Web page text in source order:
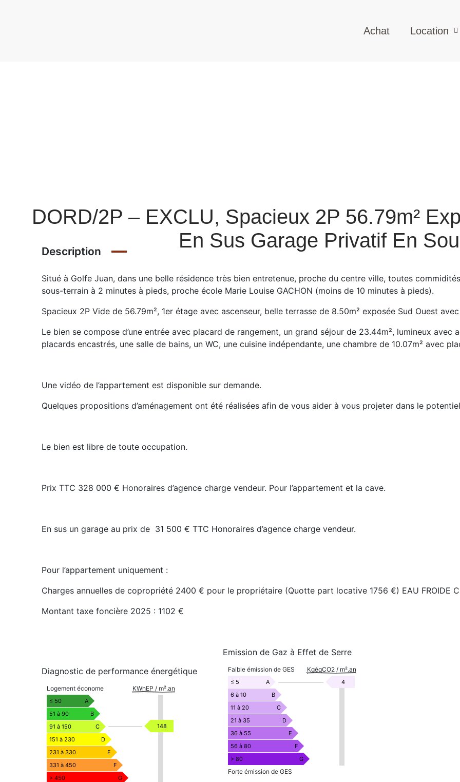
Achat Location
DORD/2P – EXCLU, Spacieux 2P 56.79m²
En Sus Garage Privatif En
Description
Situé à Golfe Juan, dans une belle résidence très bien entretenue, proche du centre ville, toutes
sous-terrain à 2 minutes à pieds, proche école Marie Louise GACHON (moins de 10 minutes à pieds).
Spacieux 2P Vide de 56.79m², 1er étage avec ascenseur, belle terrasse de 8.50m² exposée Sud Ouest
Le bien se compose d’une entrée avec placard de rangement, un grand séjour de 23.44m², lumineux avec
placards encastrés, une salle de bains, un WC, une cuisine indépendante, une chambre de 10.07m² avec
Une vidéo de l’appartement est disponible sur demande.
Quelques propositions d’aménagement ont été réalisées afin de vous aider à vous projeter dans le
Le bien est libre de toute occupation.
Prix TTC 328 000 € Honoraires d’agence charge vendeur. Pour l’appartement et la cave.
En sus un garage au prix de 31 500 € TTC Honoraires d’agence charge vendeur.
Pour l’appartement uniquement :
Charges annuelles de copropriété 2400 € pour le propriétaire (Quotte part locative 1756 €) EAU FROIDE
Montant taxe foncière 2025 : 1102 €
Diagnostic de performance énergétique
Logement économe KWhEP / m².an
≤ 50
A
51 à 90
B
91 à 150
C
151 à 230
D
231 à 330
E
331 à 450
F
> 450
G
148
Emission de Gaz à Effet de Serre
Faible émission de GES KgéqCO2 / m².an
≤ 5
A
6 à 10
B
11 à 20
C
21 à 35
D
36 à 55
E
56 à 80
F
> 80
G
4
Forte émission de GES